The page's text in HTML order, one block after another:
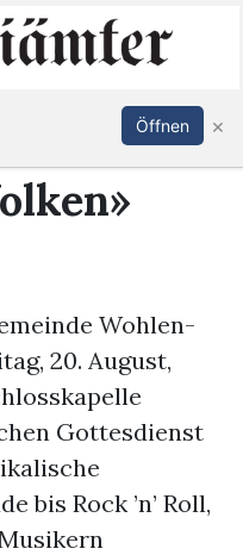
Anmelden
Wohlen-
20. August,
Gottesdienst
bis Rock ’n’ Roll,
Öffnen ×